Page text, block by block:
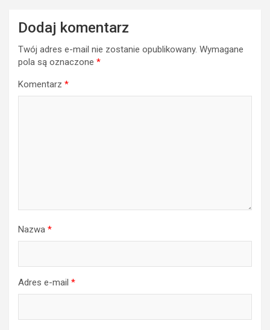
Dodaj komentarz
Twój adres e-mail nie zostanie opublikowany. Wymagane
pola są oznaczone *
Komentarz *
Nazwa *
Adres e-mail *